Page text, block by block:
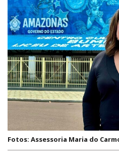
Fotos: Assessoria Maria do